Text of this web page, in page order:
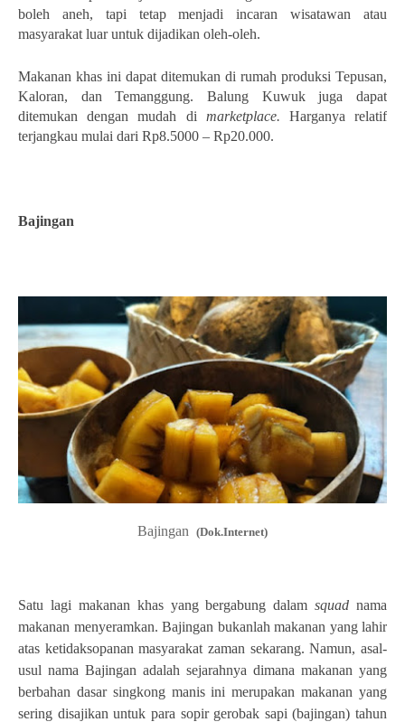
boleh aneh, tapi tetap menjadi incaran wisatawan atau
masyarakat luar untuk dijadikan oleh-oleh.
Makanan khas ini dapat ditemukan di rumah produksi Tepusan,
Kaloran, dan Temanggung. Balung Kuwuk juga dapat
ditemukan dengan mudah di marketplace. Harganya relatif
terjangkau mulai dari Rp8.5000 – Rp20.000.
Bajingan
Bajingan (Dok.Internet)
Satu lagi makanan khas yang bergabung dalamsquad nama
makanan menyeramkan. Bajingan bukanlah makanan yang lahir
atas ketidaksopanan masyarakat zaman sekarang. Namun, asal-
usul nama Bajingan adalah sejarahnya dimana makanan yang
berbahan dasar singkong manis ini merupakan makanan yang
sering disajikan untuk para sopir gerobak sapi (bajingan) tahun